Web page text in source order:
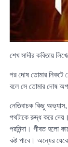
শেখ সাদীর কবিতায়
পর দোষ তোমার নিকটে
বলে সে তোমার দোষ
নেতিবাচক কিছু অভ্যাস,
পথটাকে রুদ্ধ করে
পরনিন্দা। গীবত হলো
কষ্ট পাবে। অন্যের